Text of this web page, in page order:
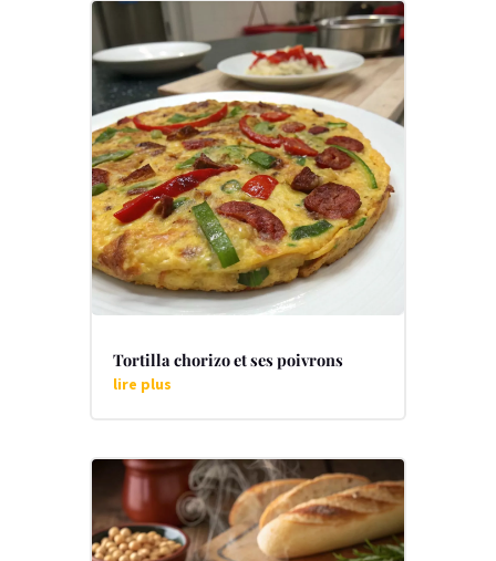
Tortilla chorizo et ses poivrons
lire plus